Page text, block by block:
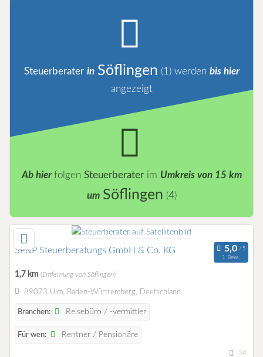
Steuerberater in Söflingen (1)werden bis hier
angezeigt
Ab hierfolgen Steuerberaterim Umkreis von 15 km
um Söflingen (4)
SP&P Steuerberatungs GmbH & Co. KG
1 Bew.
1,7 km (Entfernung von Söflingen)
89073 Ulm, Baden-Württemberg, Deutschland
Branchen: Reisebüro / -vermittler
Für wen: Rentner / Pensionäre
34